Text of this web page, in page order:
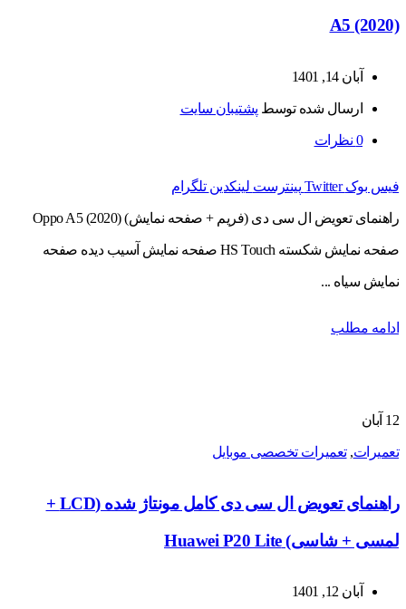
A5 (2020)
آبان 14, 1401
ارسال شده توسط پشتیبان سایت
0 نظرات
فیس بوک Twitter پینترست لینکدین تلگرام
راهنمای تعویض ال سی دی (فریم + صفحه نمایش) Oppo A5 (2020)
صفحه نمایش شکسته HS Touch صفحه نمایش آسیب دیده صفحه
نمایش سیاه ...
ادامه مطلب
12 آبان
تعمیرات,تعمیرات تخصصی موبایل
راهنمای تعویض ال سی دی کامل مونتاژ شده (LCD +
لمسی + شاسی) Huawei P20 Lite
آبان 12, 1401